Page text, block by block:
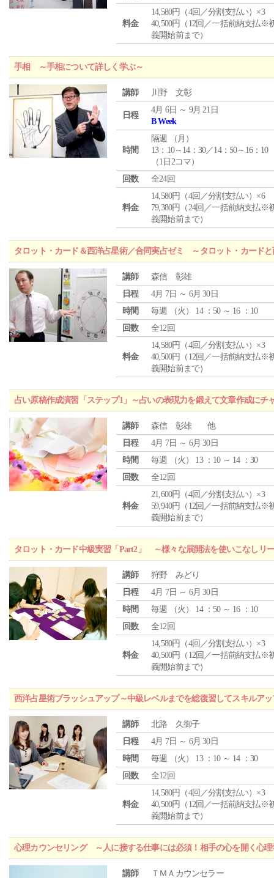
料金
14,580円（4回／分割支払い）×3
40,500円（12回／一括前納支払※
義開始前まで）
手相 ～手相について詳しく学ぶ～
講師 川野 文彰
日程
4月 6日 ～ 9月 21日
B Week
時間
隔週 （ 月 ）
13：10～14：30／14：50～16：10
（1日2コマ）
回数
全24回
料金
14,580円（4回／分割支払い）×6
79,380円（24回／一括前納支払※
義開始前まで）
タロット・カード＆西洋占星術／合同実占ゼミ ～タロット・カード
講師
森信 彰雄
日程
4月 7日 ～ 6月 30日
時間
毎週 （火 ） 14 ：50 ～ 16 ：10
回数
全12回
料金
14,580円（4回／分割支払い）×3
40,500円（12回／一括前納支払※
義開始前まで）
占い原稿作成演習「ステップ1」～占いの表現力を鍛えて文章作成にチ
講師
森信 彰雄 他
日程
4月 7日 ～ 6月 30日
時間
毎週 （火 ） 13 ：10 ～ 14 ：30
回数
全12回
料金
21,600円（4回／分割支払い）×3
59,940円（12回／一括前納支払※
義開始前まで）
タロット・カード中級実習「Part2」 ～様々な展開法を使いこなしリ
講師
狩野 みどり
日程
4月 7日 ～ 6月 30日
時間
毎週 （火 ） 14 ：50 ～ 16 ：10
回数
全12回
料金
14,580円（4回／分割支払い）×3
40,500円（12回／一括前納支払※
義開始前まで）
西洋占星術ブラッシュアップ～中級レベルまでを総復習してスキルア
講師
北路 久御子
日程
4月 7日 ～ 6月 30日
時間
毎週 （火 ） 13 ：10 ～ 14 ：30
回数
全12回
料金
14,580円（4回／分割支払い）×3
40,500円（12回／一括前納支払※
義開始前まで）
心理カウンセリング ～人に接する仕事には必須！相手の心を開く心理
講師 ＴＭＡカウンセラー